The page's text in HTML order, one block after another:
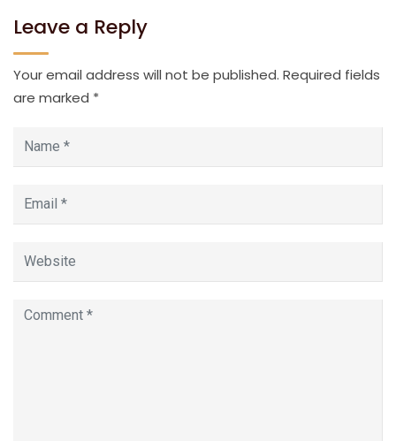
Leave a Reply
Your email address will not be published. Required fields
are marked *